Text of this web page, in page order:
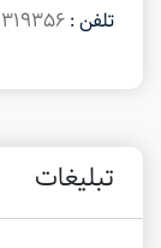
تلفن :
تبلیغات